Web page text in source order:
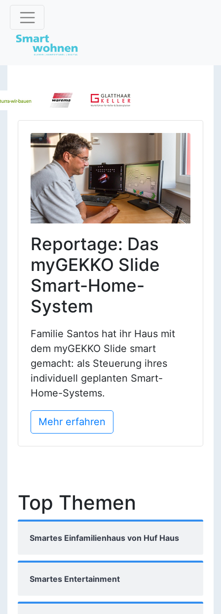
Reportage: Das
myGEKKO Slide
Smart-Home-
System
Familie Santos hat ihr Haus mit
dem myGEKKO Slide smart
gemacht: als Steuerung ihres
individuell geplanten Smart-
Home-Systems.
Mehr erfahren
Top Themen
Smartes Einfamilienhaus von Huf Haus
Smartes Entertainment